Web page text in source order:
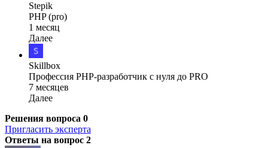
Stepik
PHP (pro)
1 месяц
Далее
Skillbox
Профессия PHP-разработчик с нуля до PRO
7 месяцев
Далее
Решения вопроса 0
Пригласить эксперта
Ответы на вопрос 2